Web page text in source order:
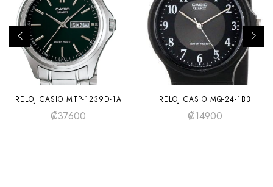
RELOJ CASIO MTP-1239D-1A
₡37600
RELOJ CASIO MQ-24-1B3
₡14900